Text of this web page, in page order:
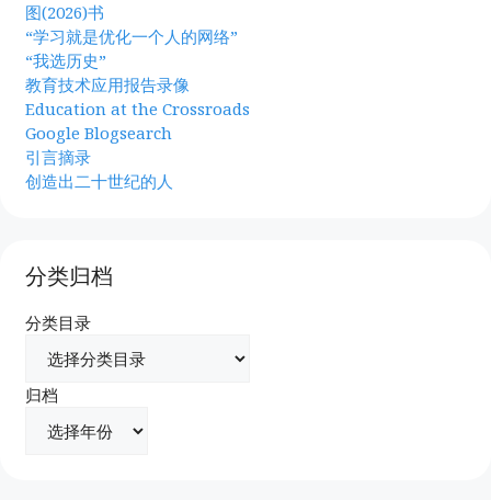
图(2026)书
“学习就是优化一个人的网络”
“我选历史”
教育技术应用报告录像
Education at the Crossroads
Google Blogsearch
引言摘录
创造出二十世纪的人
分类归档
分类目录
归档